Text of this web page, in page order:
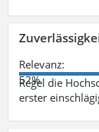
Relevanz:
52%
Regel die
erster